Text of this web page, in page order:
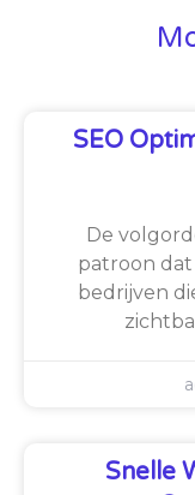
SEO
De
patroon
bedrijven
Snelle